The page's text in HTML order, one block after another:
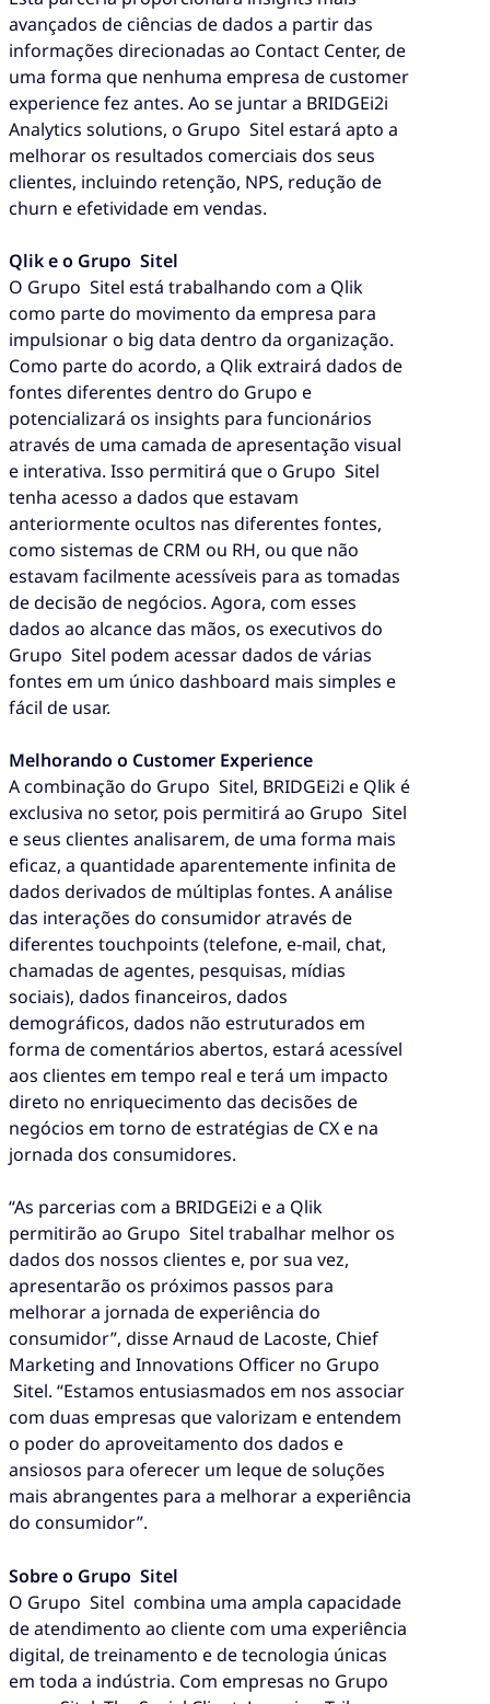
avançados de ciências de dados a partir das
informações direcionadas ao Contact Center, de
uma forma que nenhuma empresa de customer
experience fez antes. Ao se juntar a BRIDGEi2i
Analytics solutions, o Grupo Sitel estará apto a
melhorar os resultados comerciais dos seus
clientes, incluindo retenção, NPS, redução de
churn e efetividade em vendas.
Qlik e o Grupo Sitel
O Grupo Sitel está trabalhando com a Qlik
como parte do movimento da empresa para
impulsionar o big data dentro da organização.
Como parte do acordo, a Qlik extrairá dados de
fontes diferentes dentro do Grupo e
potencializará os insights para funcionários
através de uma camada de apresentação visual
e interativa. Isso permitirá que o Grupo Sitel
tenha acesso a dados que estavam
anteriormente ocultos nas diferentes fontes,
como sistemas de CRM ou RH, ou que não
estavam facilmente acessíveis para as tomadas
de decisão de negócios. Agora, com esses
dados ao alcance das mãos, os executivos do
Grupo Sitel podem acessar dados de várias
fontes em um único dashboard mais simples e
fácil de usar.
Melhorando o Customer Experience
A combinação do Grupo Sitel, BRIDGEi2i e Qlik é
exclusiva no setor, pois permitirá ao Grupo Sitel
e seus clientes analisarem, de uma forma mais
eficaz, a quantidade aparentemente infinita de
dados derivados de múltiplas fontes. A análise
das interações do consumidor através de
diferentes touchpoints (telefone, e-mail, chat,
chamadas de agentes, pesquisas, mídias
sociais), dados financeiros, dados
demográficos, dados não estruturados em
forma de comentários abertos, estará acessível
aos clientes em tempo real e terá um impacto
direto no enriquecimento das decisões de
negócios em torno de estratégias de CX e na
jornada dos consumidores.
“As parcerias com a BRIDGEi2i e a Qlik
permitirão ao Grupo Sitel trabalhar melhor os
dados dos nossos clientes e, por sua vez,
apresentarão os próximos passos para
melhorar a jornada de experiência do
consumidor”, disse Arnaud de Lacoste, Chief
Marketing and Innovations Officer no Grupo
Sitel. “Estamos entusiasmados em nos associar
com duas empresas que valorizam e entendem
o poder do aproveitamento dos dados e
ansiosos para oferecer um leque de soluções
mais abrangentes para a melhorar a experiência
do consumidor”.
Sobre o Grupo Sitel
O Grupo Sitel combina uma ampla capacidade
de atendimento ao cliente com uma experiência
digital, de treinamento e de tecnologia únicas
em toda a indústria. Com empresas no Grupo